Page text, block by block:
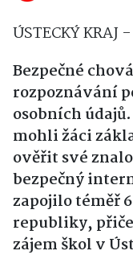
ÚSTECKÝ KRAJ
Bezpečné
rozpoznávání
osobních
mohli žáci
ověřit své
bezpečný
zapojilo téměř
republiky,
zájem škol v